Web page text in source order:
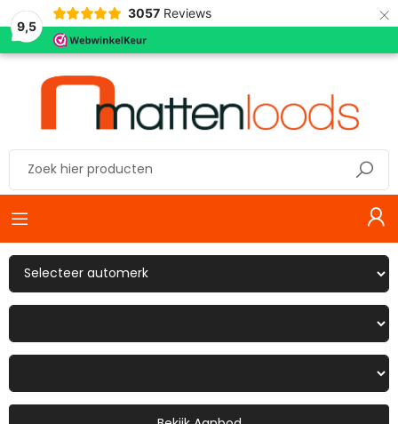
9,5
3057 Reviews ×